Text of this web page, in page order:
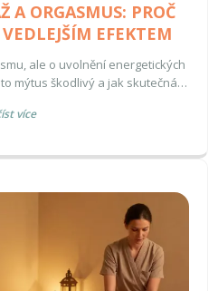
A ORGASMUS: PROČ
EFEKTEM
ale o uvolnění energetických
mýtus škodlivý a jak skutečná
více